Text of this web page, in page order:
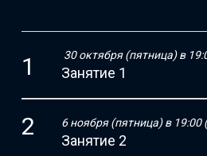
30 октября (пятница) в
Занятие 1
6 ноября (пятница) в 19:00
Занятие 2